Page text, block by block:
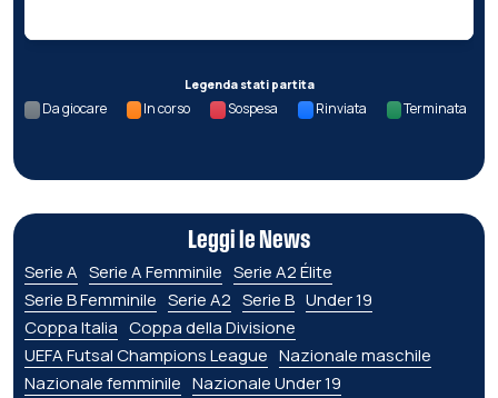
Legenda stati partita
Da giocare In corso Sospesa Rinviata Terminata
Leggi le News
Serie A Serie A Femminile Serie A2 Élite
Serie B Femminile Serie A2 Serie B Under 19
Coppa Italia Coppa della Divisione
UEFA Futsal Champions League Nazionale maschile
Nazionale femminile Nazionale Under 19